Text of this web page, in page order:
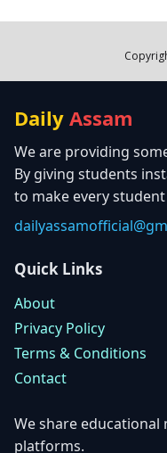
Daily Assam
We are providing
By giving students
to make every
Quick Links
About
Privacy Policy
Terms & Conditions
Contact
We share educational
platforms.